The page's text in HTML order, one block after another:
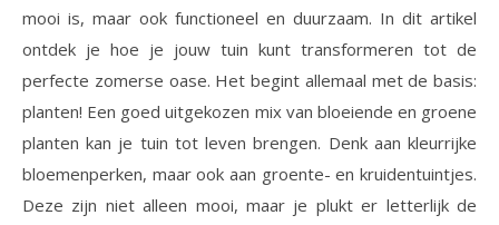
mooi is, maar ook functioneel en duurzaam. In dit artikel
ontdek je hoe je jouw tuin kunt transformeren tot de
perfecte zomerse oase. Het begint allemaal met de basis:
planten! Een goed uitgekozen mix van bloeiende en groene
planten kan je tuin tot leven brengen. Denk aan kleurrijke
bloemenperken, maar ook aan groente- en kruidentuintjes.
Deze zijn niet alleen mooi, maar je plukt er letterlijk de